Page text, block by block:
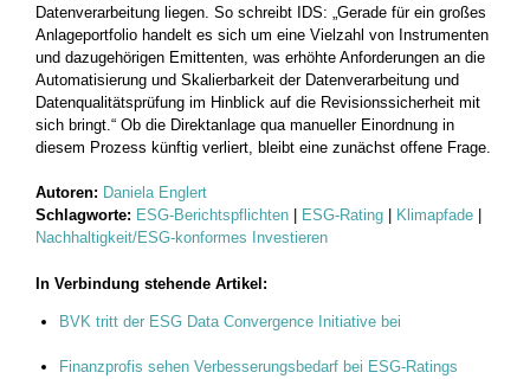
Datenverarbeitung liegen. So schreibt IDS: „Gerade für ein großes
Anlageportfolio handelt es sich um eine Vielzahl von Instrumenten
und dazugehörigen Emittenten, was erhöhte Anforderungen an die
Automati­sierung und Skalierbarkeit der Datenverarbeitung und
Datenqualitätsprüfung im Hinblick auf die Revisionssicherheit mit
sich bringt.“ Ob die Direktanlage qua manueller Einordnung in
diesem Prozess künftig verliert, bleibt eine zunächst offene Frage.
Autoren: Daniela Englert
Schlagworte: ESG-Berichtspflichten ESG-Rating Klimapfade
Nachhaltigkeit/ESG-konformes Investieren
In Verbindung stehende Artikel:
BVK tritt der ESG Data Convergence Initiative bei
Finanzprofis sehen Verbesserungsbedarf bei ESG-Ratings